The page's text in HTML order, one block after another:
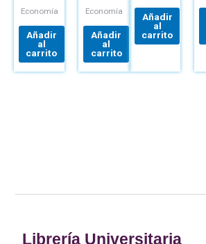
Economía
Añadir
al
carrito
Economía
Añadir
al
carrito
Añadir
al
carrito
Librería Universitaria